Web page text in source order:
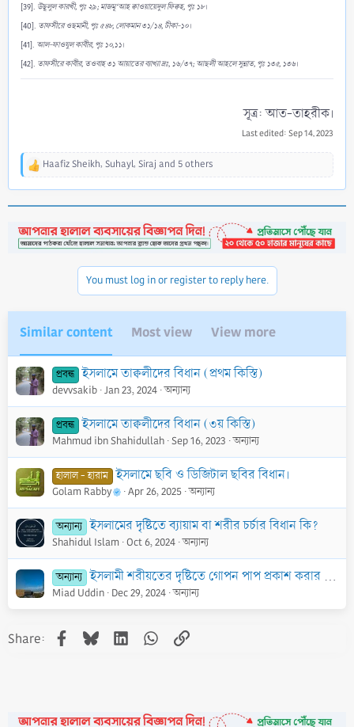
[39]. উছূলুল কারখী, পৃঃ ২৯; মাজমূ‘আহ ক্বাওয়ায়েদুল ফিক্বহ, পৃঃ ১৮।
[40]. তাফসীরে ওছমানী, পৃঃ ৫৪৮, লোকমান ৩১/১৪, টীকা-১০।
[41]. আল-ফাওযুল কাবীর, পৃঃ ১০,১১।
[42]. তাফসীরে কাবীর, তওবাহ ৩১ আয়াতের ব্যাখ্যা দ্রঃ, ১৬/৩৭; আছলী আহলে সুন্নাত, পৃঃ ১৩৫, ১৩৬।
সূত্র: আত-তাহরীক।​
Last edited: Sep 14, 2023
R
t
i
Haafiz Sheikh, Suhayl, Siraj and 5 others
You must log in or register to reply here.
Similar content Most view View more
প্রবন্ধ ইসলামে তাক্বলীদের বিধান (প্রথম কিস্তি)
devvsakib Jan 23, 2024 অন্যান্য
প্রবন্ধ ইসলামে তাক্বলীদের বিধান (৩য় কিস্তি)
Mahmud ibn Shahidullah Sep 16, 2023 অন্যান্য
হালাল - হারাম ইসলামে ছবি ও ডিজিটাল ছবির বিধান।
Golam Rabby Apr 26, 2025 অন্যান্য
অন্যান্য ইসলামের দৃষ্টিতে ব্যায়াম বা শরীর চর্চার বিধান কি?
Shahidul Islam Oct 6, 2024 অন্যান্য
অন্যান্য ইসলামী শরীয়তের দৃষ্টিতে গোপন পাপ প্রকাশ করার বিধান: সম্মানহানি ও লাঞ্ছনা
Miad Uddin Dec 29, 2024 অন্যান্য
Share: Facebook
BlueskyLinkedInWhatsApp
Link